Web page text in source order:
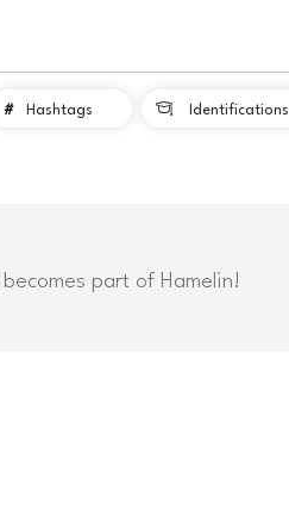
# Hashtags  Identifications
part of Hamelin!